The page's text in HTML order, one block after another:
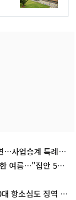
…사업승계 특례도
여름…"집안 50
항소심도 징역 5